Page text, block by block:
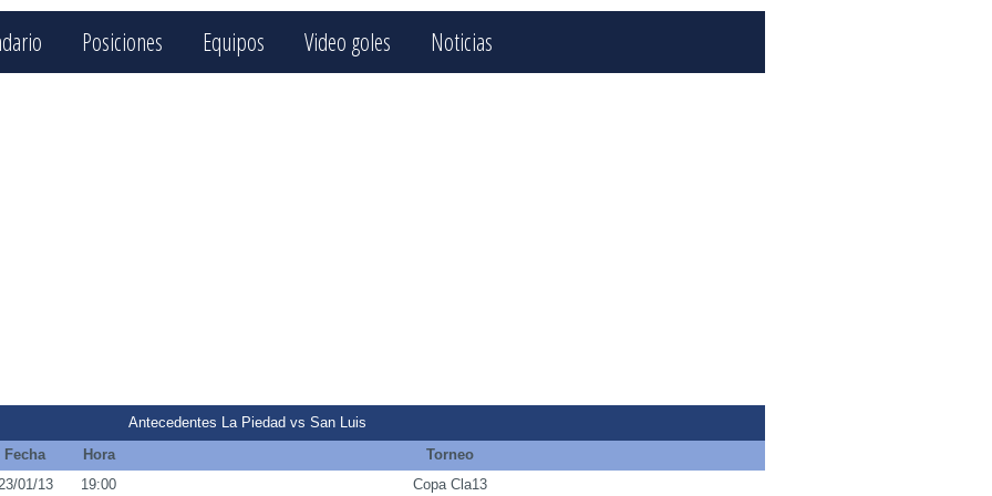
Posiciones Equipos Video goles Noticias
Antecedentes La Piedad vs San Luis
Fecha
Hora
Torneo
01/13
19:00 Copa Cla13